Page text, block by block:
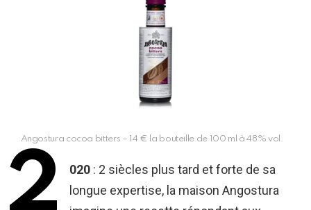
Angostura cocoa bitters – 14 € la bouteille de 100 ml à 48% vol.
2 020: 2 siècles plus tard et forte de sa
longue expertise, la maison Angostura